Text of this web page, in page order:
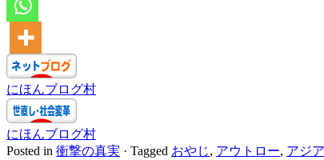
にほんブログ村
にほんブログ村
Posted in 衝撃の真実 · Tagged おやじ, アウトロー, アジア